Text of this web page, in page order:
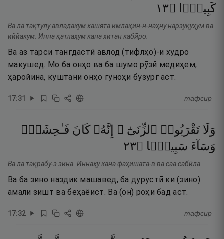
كَبِيرًۭا
۝٣١
Ва ла тақтулу авладакум хашята имлақин-н-наҳну нарзуқуҳум ва
иййакум. Инна қатлаҳум кана хитан кабӣро.
Ва аз тарси тангдастӣ авлод (тифлҳо)-и худро
макушед. Мо ба онҳо ва ба шумо рӯзӣ медиҳем,
ҳаройина, куштани онҳо гуноҳи бузург аст.
17:31 тафсир
وَلَا تَقْرَبُوا۟ ٱلزِّنَىٰٓ ۖ إِنَّهُۥ كَانَ فَـٰحِشَةًۭ
وَسَآءَ سَبِيلًۭا ۝٣٢
Ва ла тақрабу-з зина. Иннаҳу кана фаҳишата-в ва саа сабӣла.
Ва ба зино наздик машавед, ба дурустӣ ки (зино)
амали зишт ва беҳаёист. Ва (он) роҳи бад аст.
17:32 тафсир